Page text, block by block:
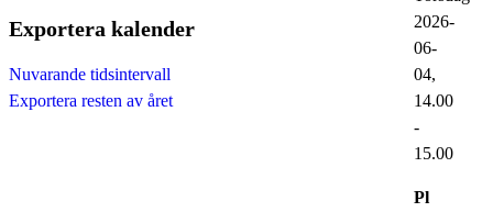
2026-
06-
04,
14.00
-
15.00
Pl
Exportera kalender
Nuvarande tidsintervall
Exportera resten av året